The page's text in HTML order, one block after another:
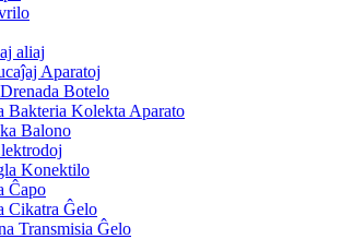
aliaj
Aparatoj
Botelo
Bakteria Kolekta Aparato
Balono
Konektilo
Ĉapo
Cikatra Ĝelo
Transmisia Ĝelo